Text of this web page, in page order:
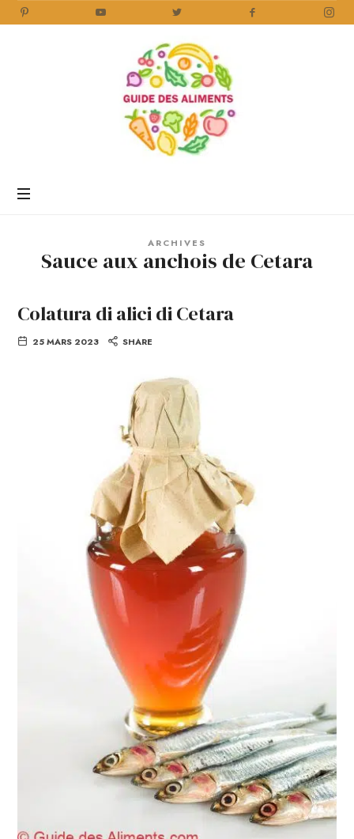
Aliments
ARCHIVES
Sauce aux anchois de Cetara
Colatura di alici di Cetara
25 MARS 2023 SHARE